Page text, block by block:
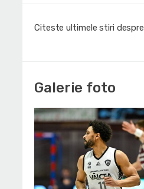
Citeste ultimele stiri despre
Galerie foto